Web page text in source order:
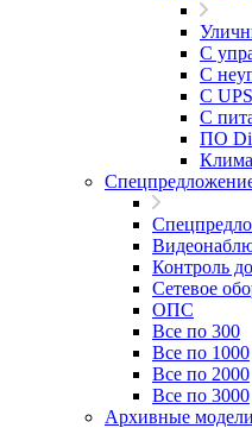
С
С
С UPS
С
ПО
Контроль
Сетевое
ОПС
Все по 300
Все по 1000
Все по 2000
Все по 3000
Архивные модели